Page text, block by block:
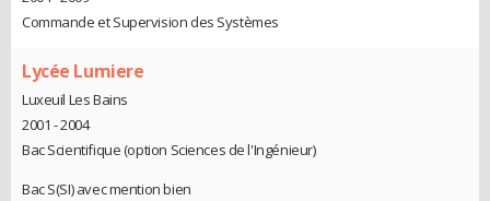
Commande et Supervision des Systèmes
Lycée Lumiere
Luxeuil Les Bains
2001 - 2004
Bac Scientifique (option Sciences de l'Ingénieur)
Bac S(SI) avec mention bien